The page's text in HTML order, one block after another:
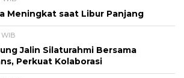
Meningkat saat Libur Panjang
WIB
Jalin Silaturahmi Bersama
Perkuat Kolaborasi